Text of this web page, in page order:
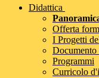
Didattica
Offerta
I Progetti
Documento
Programmi
Curricolo